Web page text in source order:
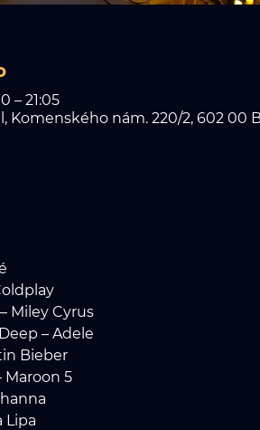
– 21:05
Komenského nám. 220/2, 602 00
Miley Cyrus
– Adele
Bieber
Maroon 5
Lipa